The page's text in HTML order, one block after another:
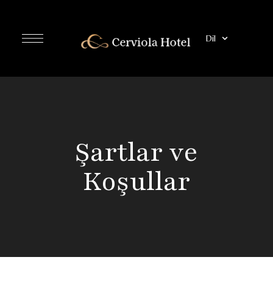
Dil
Şartlar ve
Koşullar